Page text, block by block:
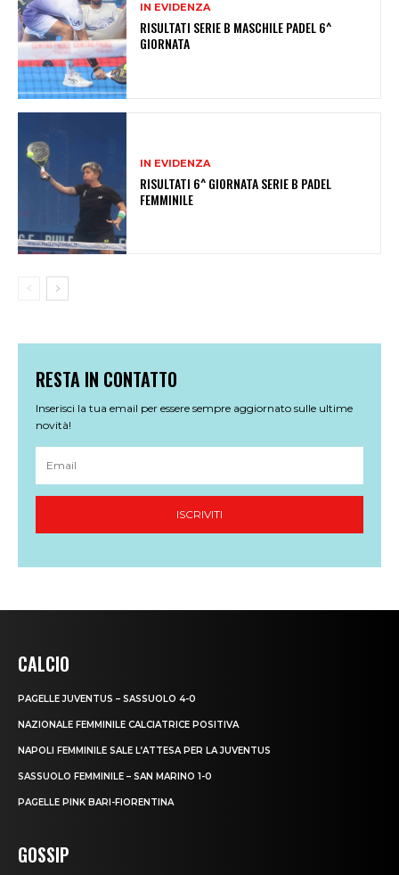
CALCIO
PAGELLE JUVENTUS – SASSUOLO 4-0
NAZIONALE FEMMINILE CALCIATRICE POSITIVA
NAPOLI FEMMINILE SALE L’ATTESA PER LA JUVENTUS
SASSUOLO FEMMINILE – SAN MARINO 1-0
PAGELLE PINK BARI-FIORENTINA
GOSSIP